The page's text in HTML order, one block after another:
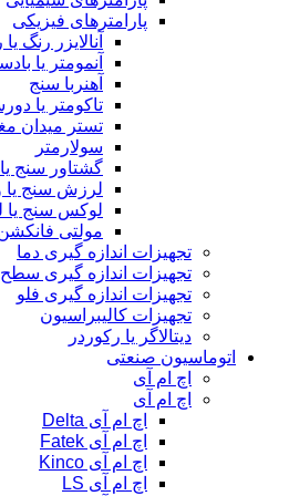
پارامترهای فیزیکی
آنالایزر رنگ
آنمومتر یا
آهنربا سنج
تاکومتر یا
تستر میدان
سولارمتر
گشتاور سنج یا
لرزش سنج یا
لوکس سنج
مولتی
تجهیزات اندازه گیری دما
تجهیزات اندازه گیری سطح
تجهیزات اندازه گیری فلو
تجهیزات کالیبراسیون
دیتالاگر یا رکوردر
اتوماسیون صنعتی
اچ ام آی
اچ ام آی
اچ ام آی Delta
اچ ام آی Fatek
اچ ام آی Kinco
اچ ام آی LS